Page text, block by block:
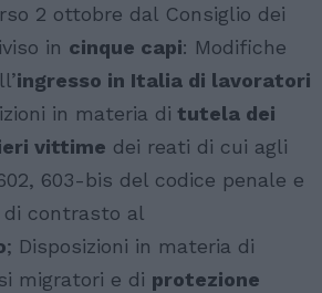
2 ottobre dal Consiglio dei
in cinque capi: Modifiche
ingresso in Italia di lavoratori
in materia di tutela dei
vittime dei reati di cui agli
603-bis del codice penale e
di contrasto al
; Disposizioni in materia di
migratori e di protezione